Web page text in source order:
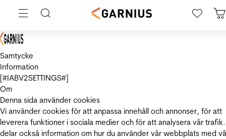
Samtycke
Information
[#IABV2SETTINGS#]
Om
Denna sida använder cookies
Vi använder cookies för att anpassa innehåll och annonser, för att
leverera funktioner i sociala medier och för att analysera vår
delar också information om hur du använder vår webbplats med